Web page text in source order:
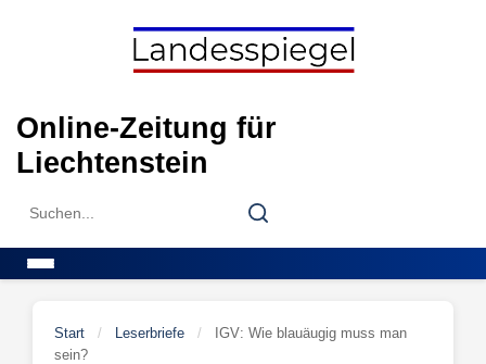
Online-Zeitung für
Liechtenstein
Search
Search
Start / Leserbriefe /
IGV: Wie blauäugig muss man
sein?